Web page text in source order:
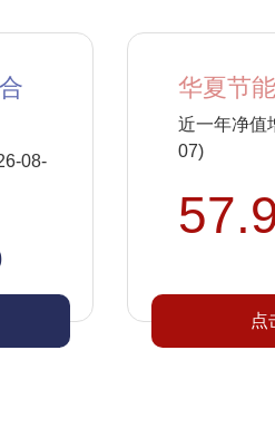
08-
华夏节
近一年净值
07)
点